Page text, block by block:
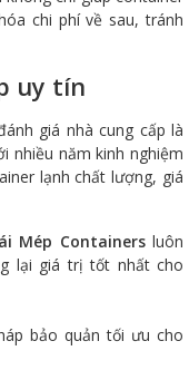
chi phí về sau, tránh
uy tín
giá nhà cung cấp là
nhiều năm kinh nghiệm
lạnh chất lượng, giá
Mép Containersluôn
lại giá trị tốt nhất cho
bảo quản tối ưu cho